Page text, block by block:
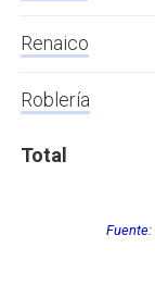
Renaico
Roblería
Total
Fuente: